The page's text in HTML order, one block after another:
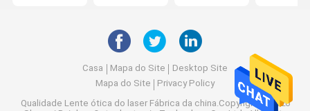
Casa Mapa do Site
Desktop Site
Mapa do Site
Privacy Policy
Qualidade Lente ótica do laserFábrica da china.Copyright © 2026